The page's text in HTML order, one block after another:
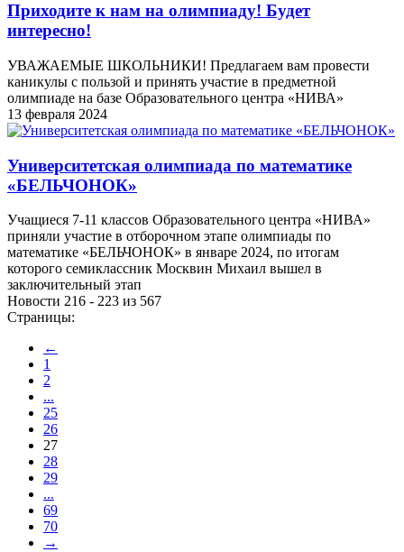
Приходите к нам на олимпиаду! Будет
интересно!
УВАЖАЕМЫЕ ШКОЛЬНИКИ! Предлагаем вам провести
каникулы с пользой и принять участие в предметной
олимпиаде на базе Образовательного центра «НИВА»
13 февраля 2024
Университетская олимпиада по математике
«БЕЛЬЧОНОК»
Учащиеся 7-11 классов Образовательного центра «НИВА»
приняли участие в отборочном этапе олимпиады по
математике «БЕЛЬЧОНОК» в январе 2024, по итогам
которого семиклассник Москвин Михаил вышел в
заключительный этап
Новости 216 - 223 из 567
Страницы:
←
1
2
...
25
26
27
28
29
...
69
70
→